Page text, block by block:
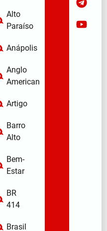
Alto
Paraíso
Anápolis
Anglo
American
Artigo
Barro
Alto
Bem-
Estar
BR
414
Brasil